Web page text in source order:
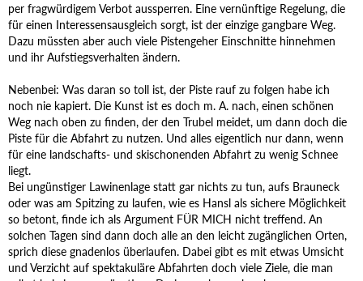
per fragwürdigem Verbot aussperren. Eine vernünftige Regelung, die
für einen Interessensausgleich sorgt, ist der einzige gangbare Weg.
Dazu müssten aber auch viele Pistengeher Einschnitte hinnehmen
und ihr Aufstiegsverhalten ändern.
Nebenbei: Was daran so toll ist, der Piste rauf zu folgen habe ich
noch nie kapiert. Die Kunst ist es doch m. A. nach, einen schönen
Weg nach oben zu finden, der den Trubel meidet, um dann doch die
Piste für die Abfahrt zu nutzen. Und alles eigentlich nur dann, wenn
für eine landschafts- und skischonenden Abfahrt zu wenig Schnee
liegt.
Bei ungünstiger Lawinenlage statt gar nichts zu tun, aufs Brauneck
oder was am Spitzing zu laufen, wie es Hansl als sichere Möglichkeit
so betont, finde ich als Argument FÜR MICH nicht treffend. An
solchen Tagen sind dann doch alle an den leicht zugänglichen Orten,
sprich diese gnadenlos überlaufen. Dabei gibt es mit etwas Umsicht
und Verzicht auf spektakuläre Abfahrten doch viele Ziele, die man